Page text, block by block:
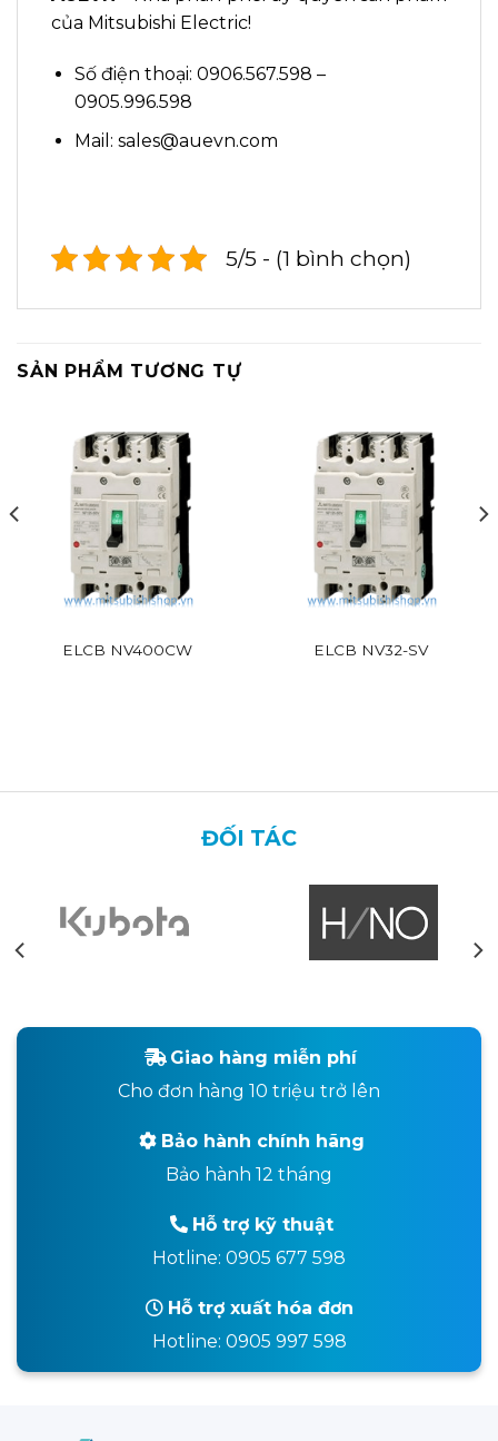
của Mitsubishi Electric!
Số điện thoại: 0906.567.598 –
0905.996.598
Mail: sales@auevn.com
5/5 - (1 bình chọn)
SẢN PHẨM TƯƠNG TỰ
ELCB NV400CW ELCB NV32-SV
ĐỐI TÁC
Giao hàng miễn phí
Cho đơn hàng 10 triệu trở lên
Bảo hành chính hãng
Bảo hành 12 tháng
Hỗ trợ kỹ thuật
Hotline: 0905 677 598
Hỗ trợ xuất hóa đơn
Hotline: 0905 997 598